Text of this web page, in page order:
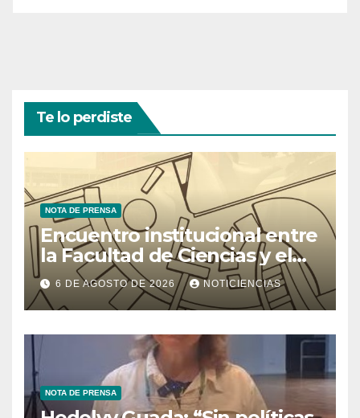
Te lo perdiste
NOTA DE PRENSA
Encuentro institucional entre
la Facultad de Ciencias y el
Ministerio de Ciencia y
Tecnología
6 DE AGOSTO DE 2026 NOTICIENCIAS
NOTA DE PRENSA